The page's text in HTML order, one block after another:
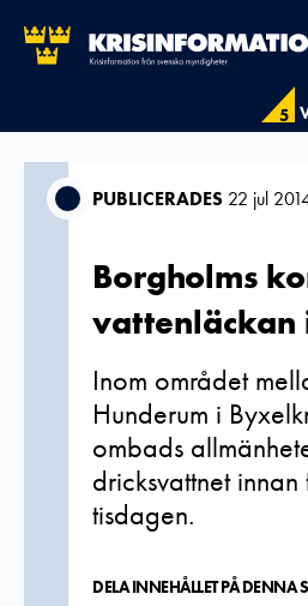
5
PUBLICERADES 22 jul
Borgholms
Inom området
Hunderum i
ombads
dricksvattnet
tisdagen.
DELA INNEHÅLLET PÅ DENNA